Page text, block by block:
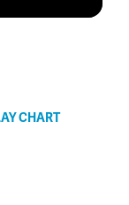
CHART